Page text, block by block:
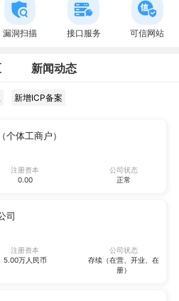
漏洞扫描 接口服务 可信网站
新闻动态
新增ICP备案
个体工商户）
注册资本
0.00
公司状态
正常
司
注册资本
5.00万人民币
公司状态
存续（在营、开业、在
册）